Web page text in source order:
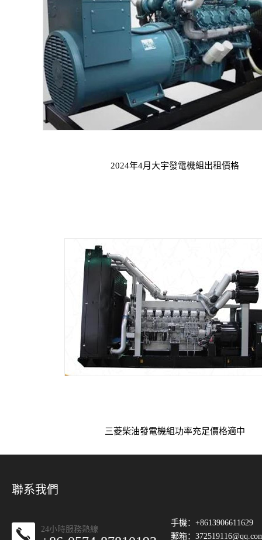
2024年4月大宇發電機組出租價格
三菱柴油發電機組功率充足價格適中
聯系我們
24小時服務熱線
手機：+8613906611629
郵箱：